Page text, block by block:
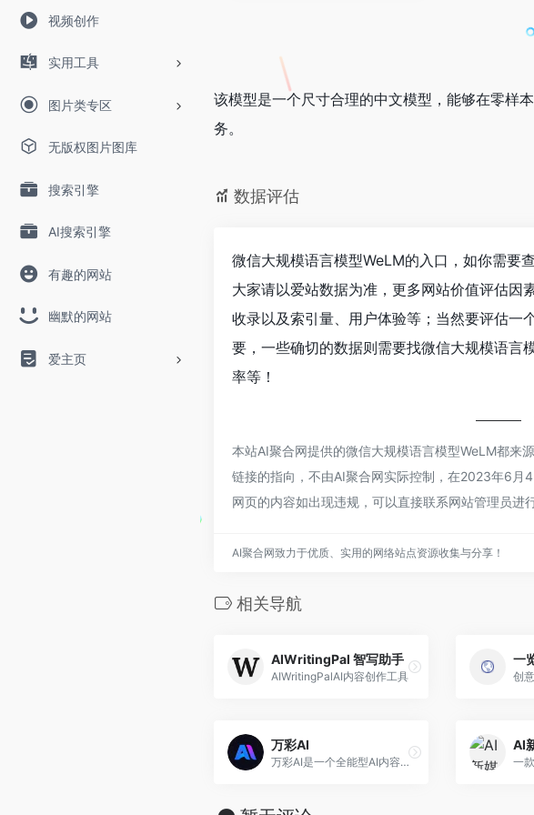
视频创作
实用工具
图片类专区
无版权图片图库
搜索引擎
AI搜索引擎
有趣的网站
幽默的网站
爱主页
该模型是一个尺寸合理的中文模型，能够在零样
务。
数据评估
微信大规模语言模型WeLM的入口，如你需要
大家请以爱站数据为准，更多网站价值评估因
收录以及索引量、用户体验等；当然要评估一
要，一些确切的数据则需要找微信大规模语言
率等！
本站AI聚合网提供的微信大规模语言模型WeLM都来
链接的指向，不由AI聚合网实际控制，在2023年6
网页的内容如出现违规，可以直接联系网站管理员进
AI聚合网致力于优质、实用的网络站点资源收集与分享！
相关导航
AIWritingPal 智写助手
AIWritingPalAI内容创作工具
一
万彩AI
万彩AI是一个全能型AI内容创作网站
AI